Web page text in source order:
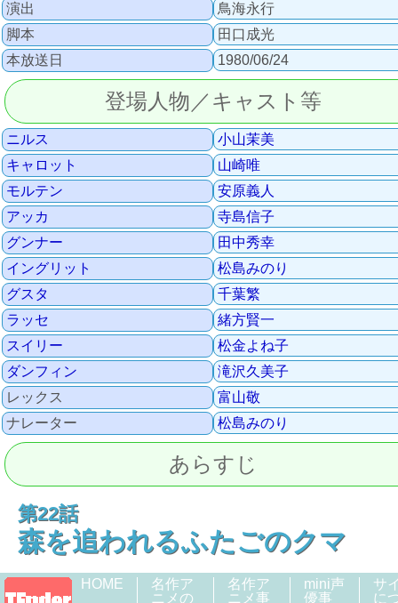
演出
鳥海永行
脚本
田口成光
本放送日
1980/06/24
登場人物／キャスト等
ニルス
小山茉美
キャロット
山崎唯
モルテン
安原義人
アッカ
寺島信子
グンナー
田中秀幸
イングリット
松島みのり
グスタ
千葉繁
ラッセ
緒方賢一
スイリー
松金よね子
ダンフィン
滝沢久美子
レックス
富山敬
ナレーター
松島みのり
あらすじ
第22話
森を追われるふたごのクマ
HOME
名作ア
ニメの
名作ア
ニメ事
mini声
優事
サ
に